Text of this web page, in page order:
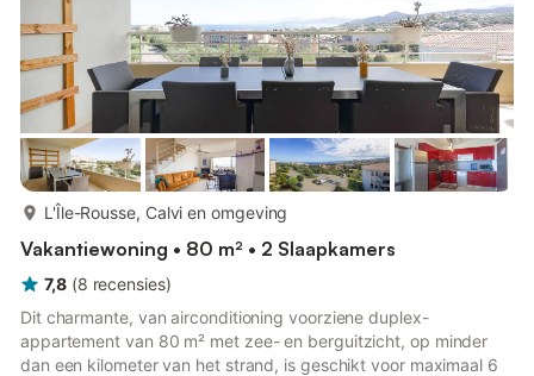
L'Île-Rousse, Calvi en omgeving
Vakantiewoning • 80 m² • 2 Slaapkamers
7,8 (8 recensies)
Dit charmante, van airconditioning voorziene duplex-
appartement van 80 m² met zee- en berguitzicht, op minder
dan een kilometer van het strand, is geschikt voor maximaal 6